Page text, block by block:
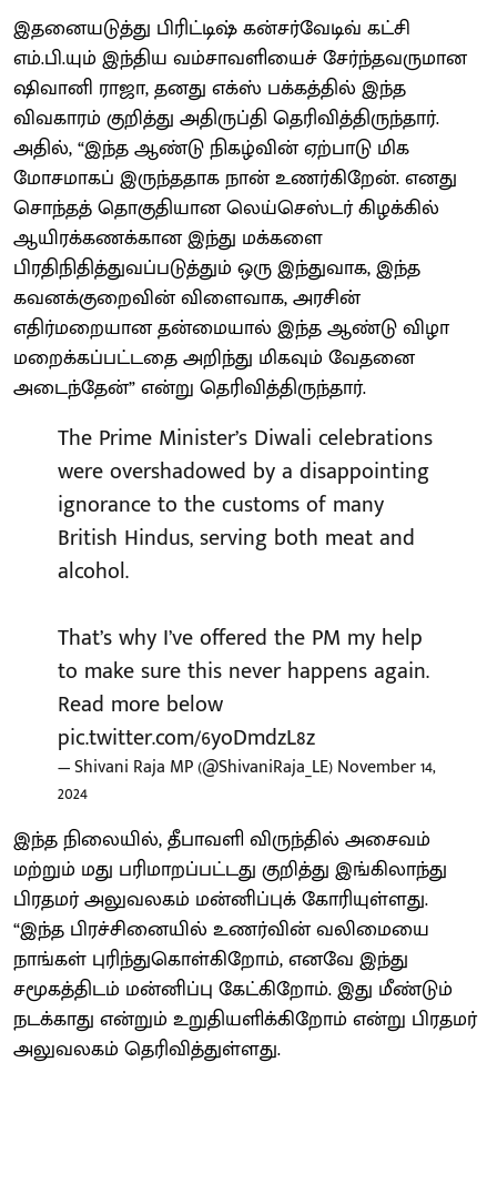
இதனையடுத்து பிரிட்டிஷ் கன்சர்வேடிவ் கட்சி
எம்.பி.யும் இந்திய வம்சாவளியைச் சேர்ந்தவருமான
ஷிவானி ராஜா, தனது எக்ஸ் பக்கத்தில் இந்த
விவகாரம் குறித்து அதிருப்தி தெரிவித்திருந்தார்.
அதில், “இந்த ஆண்டு நிகழ்வின் ஏற்பாடு மிக
மோசமாகப் இருந்ததாக நான் உணர்கிறேன். எனது
சொந்தத் தொகுதியான லெய்செஸ்டர் கிழக்கில்
ஆயிரக்கணக்கான இந்து மக்களை
பிரதிநிதித்துவப்படுத்தும் ஒரு இந்துவாக, இந்த
கவனக்குறைவின் விளைவாக, அரசின்
எதிர்மறையான தன்மையால் இந்த ஆண்டு விழா
மறைக்கப்பட்டதை அறிந்து மிகவும் வேதனை
அடைந்தேன்” என்று தெரிவித்திருந்தார்.
The Prime Minister’s Diwali celebrations
were overshadowed by a disappointing
ignorance to the customs of many
British Hindus, serving both meat and
alcohol.
That’s why I’ve offered the PM my help
to make sure this never happens again.
Read more below
pic.twitter.com/6yoDmdzL8z
— Shivani Raja MP (@ShivaniRaja_LE)November 14,
2024
இந்த நிலையில், தீபாவளி விருந்தில் அசைவம்
மற்றும் மது பரிமாறப்பட்டது குறித்து இங்கிலாந்து
பிரதமர் அலுவலகம் மன்னிப்புக் கோரியுள்ளது.
“இந்த பிரச்சினையில் உணர்வின் வலிமையை
நாங்கள் புரிந்துகொள்கிறோம், எனவே இந்து
சமூகத்திடம் மன்னிப்பு கேட்கிறோம். இது மீண்டும்
நடக்காது என்றும் உறுதியளிக்கிறோம் என்று பிரதமர்
அலுவலகம் தெரிவித்துள்ளது.